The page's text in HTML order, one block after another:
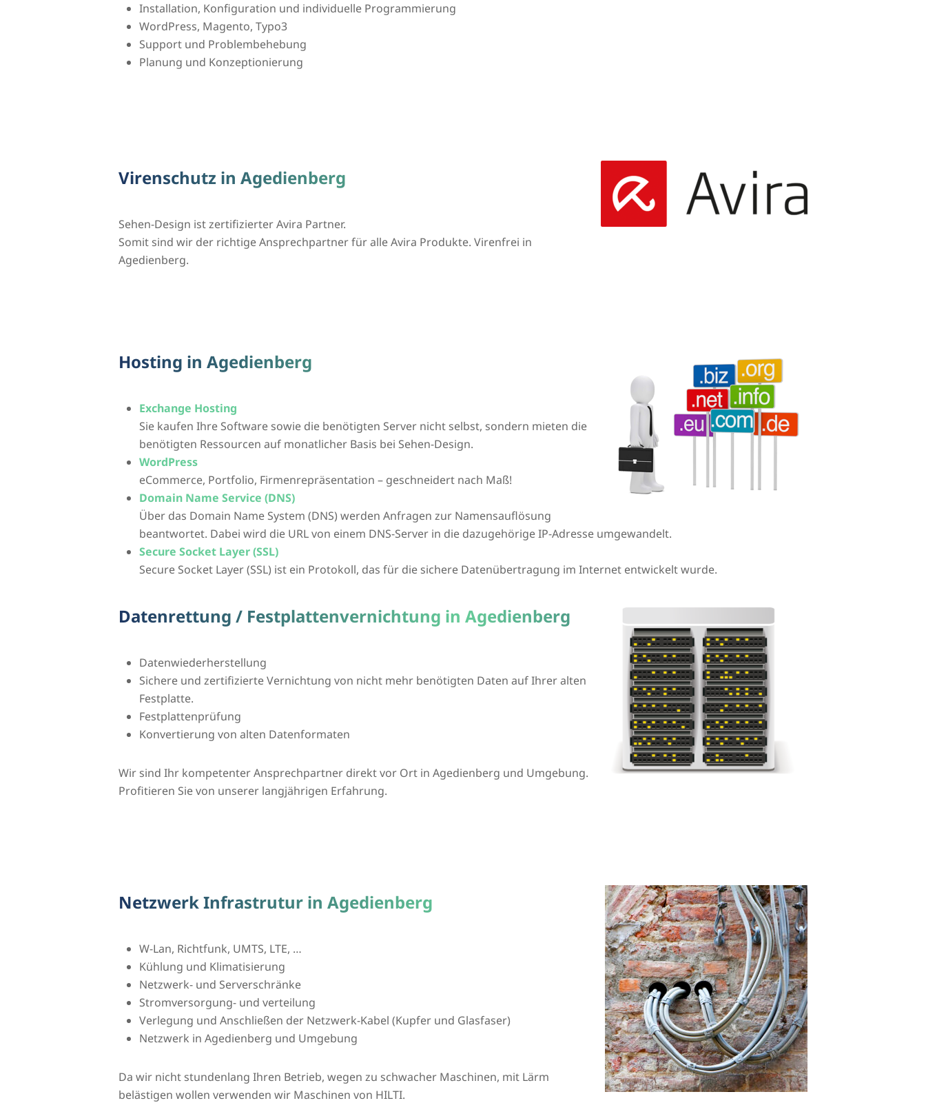
Installation, Konfiguration und individuelle Programmierung
WordPress, Magento, Typo3
Support und Problembehebung
Planung und Konzeptionierung
Virenschutz in Agedienberg
Sehen-Design ist zertifizierter Avira Partner.
Somit sind wir der richtige Ansprechpartner für alle Avira Produkte. Virenfrei in
Agedienberg.
Hosting in Agedienberg
Exchange Hosting
Sie kaufen Ihre Software sowie die benötigten Server nicht selbst, sondern mieten die
benötigten Ressourcen auf monatlicher Basis bei Sehen-Design.
WordPress
eCommerce, Portfolio, Firmenrepräsentation – geschneidert nach Maß!
Domain Name Service (DNS)
Über das Domain Name System (DNS) werden Anfragen zur Namensauflösung
beantwortet. Dabei wird die URL von einem DNS-Server in die dazugehörige IP-Adresse umgewandelt.
Secure Socket Layer (SSL)
Secure Socket Layer (SSL) ist ein Protokoll, das für die sichere Datenübertragung im Internet entwickelt wurde.
Datenrettung / Festplattenvernichtung in Agedienberg
Datenwiederherstellung
Sichere und zertifizierte Vernichtung von nicht mehr benötigten Daten auf Ihrer alten
Festplatte.
Festplattenprüfung
Konvertierung von alten Datenformaten
Wir sind Ihr kompetenter Ansprechpartner direkt vor Ort in Agedienberg und Umgebung.
Profitieren Sie von unserer langjährigen Erfahrung.
Netzwerk Infrastrutur in Agedienberg
W-Lan, Richtfunk, UMTS, LTE, …
Kühlung und Klimatisierung
Netzwerk- und Serverschränke
Stromversorgung- und verteilung
Verlegung und Anschließen der Netzwerk-Kabel (Kupfer und Glasfaser)
Netzwerk in Agedienberg und Umgebung
Da wir nicht stundenlang Ihren Betrieb, wegen zu schwacher Maschinen, mit Lärm
belästigen wollen verwenden wir Maschinen von HILTI.